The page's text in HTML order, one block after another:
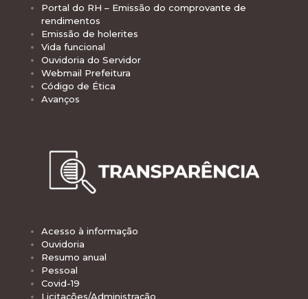
Portal do RH – Emissão do comprovante de
rendimentos
Emissão de holerites
Vida funcional
Ouvidoria do Servidor
Webmail Prefeitura
Código de Ética
Avanços
Acesso à informação
Ouvidoria
Resumo anual
Pessoal
Covid-19
Licitações/Administração